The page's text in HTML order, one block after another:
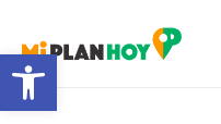
Abrir barra de herramientas